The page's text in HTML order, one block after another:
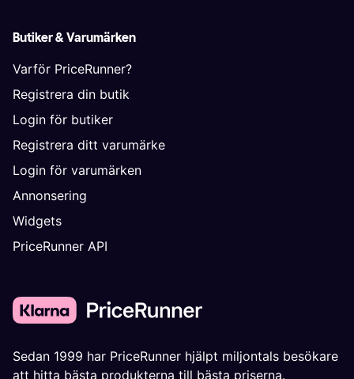
Butiker & Varumärken
Varför PriceRunner?
Registrera din butik
Login för butiker
Registrera ditt varumärke
Login för varumärken
Annonsering
Widgets
PriceRunner API
Sedan 1999 har PriceRunner hjälpt miljontals besökare
att hitta bästa produkterna till bästa priserna.